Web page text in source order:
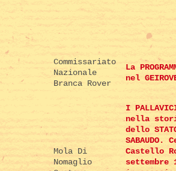
Commissariato
Nazionale
Branca Rover
La
nel
Mola Di
Nomaglio
I
nella
dello
SABAUDO.
Castello
settembre